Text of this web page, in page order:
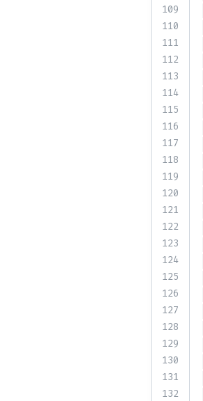
109
110
111
112
113
114
115
116
117
118
119
120
121
122
123
124
125
126
127
128
129
130
131
132